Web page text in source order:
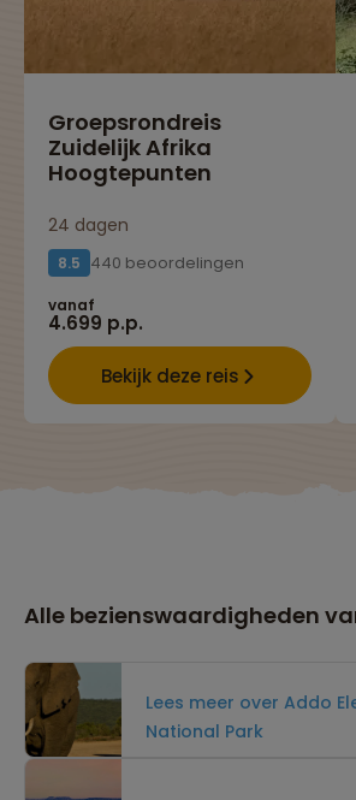
Groepsrondreis
Zuidelijk Afrika
Hoogtepunten
24 dagen
8.5 440 beoordelingen
vanaf
4.699 p.p.
Bekijk deze reis
Alle bezienswaardigheden
Lees meer over Addo
National Park